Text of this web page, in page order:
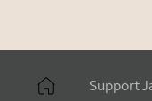
Support